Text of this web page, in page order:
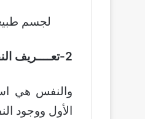
لجسم
2-تعــــريف النفـــــــس:
والنفس هي
الأول ووجود